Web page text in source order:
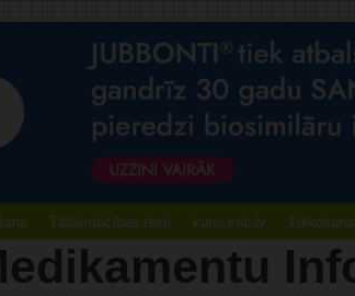
Tālākmācības testi kursi.mic.lv Tulkošana